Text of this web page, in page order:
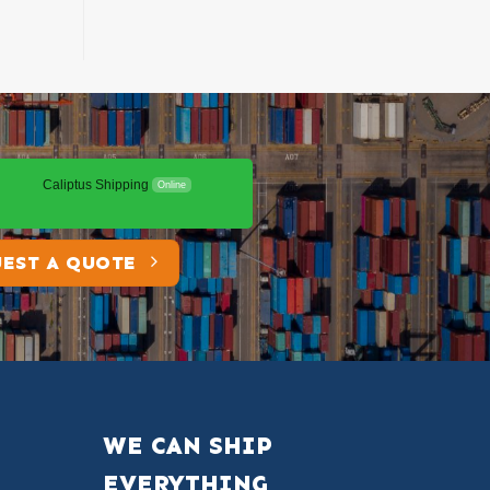
Caliptus Shipping Online
A QUOTE
WE CAN SHIP
EVERYTHING